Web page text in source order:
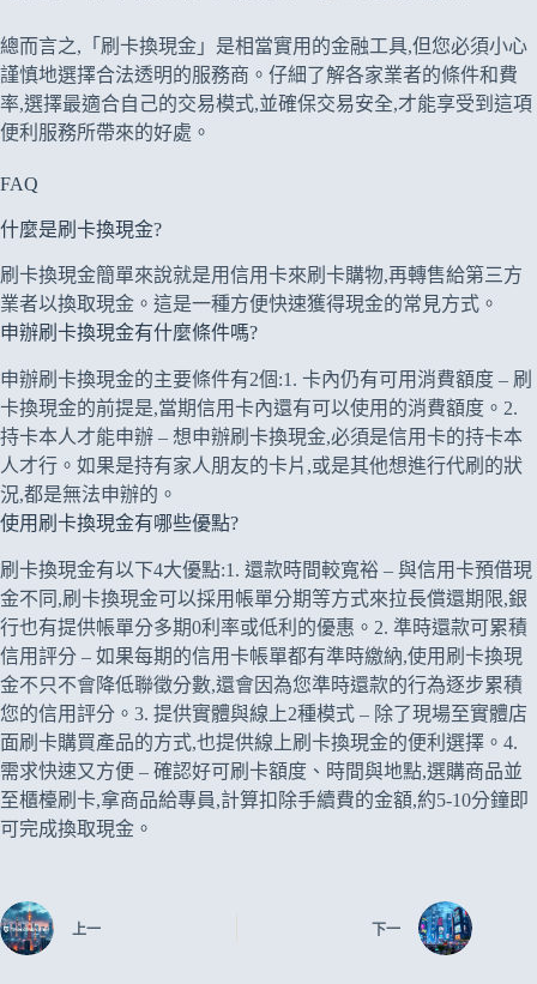
總而言之,「刷卡換現金」是相當實用的金融工具,但您必須小心
謹慎地選擇合法透明的服務商。仔細了解各家業者的條件和費
率,選擇最適合自己的交易模式,並確保交易安全,才能享受到這項
便利服務所帶來的好處。
FAQ
什麼是刷卡換現金?
刷卡換現金簡單來說就是用信用卡來刷卡購物,再轉售給第三方
業者以換取現金。這是一種方便快速獲得現金的常見方式。
申辦刷卡換現金有什麼條件嗎?
申辦刷卡換現金的主要條件有2個:1. 卡內仍有可用消費額度 – 刷
卡換現金的前提是,當期信用卡內還有可以使用的消費額度。2.
持卡本人才能申辦 – 想申辦刷卡換現金,必須是信用卡的持卡本
人才行。如果是持有家人朋友的卡片,或是其他想進行代刷的狀
況,都是無法申辦的。
使用刷卡換現金有哪些優點?
刷卡換現金有以下4大優點:1. 還款時間較寬裕 – 與信用卡預借現
金不同,刷卡換現金可以採用帳單分期等方式來拉長償還期限,銀
行也有提供帳單分多期0利率或低利的優惠。2. 準時還款可累積
信用評分 – 如果每期的信用卡帳單都有準時繳納,使用刷卡換現
金不只不會降低聯徵分數,還會因為您準時還款的行為逐步累積
您的信用評分。3. 提供實體與線上2種模式 – 除了現場至實體店
面刷卡購買產品的方式,也提供線上刷卡換現金的便利選擇。4.
需求快速又方便 – 確認好可刷卡額度、時間與地點,選購商品並
至櫃檯刷卡,拿商品給專員,計算扣除手續費的金額,約5-10分鐘即
可完成換取現金。
上一 下一